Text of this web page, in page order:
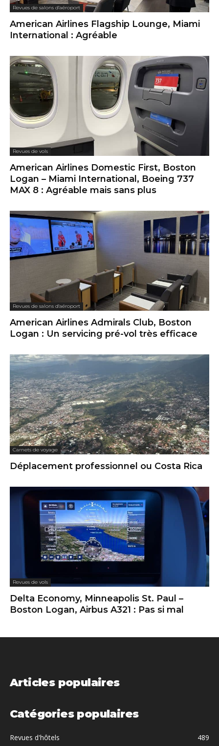
Revues de salons d'aéroport
American Airlines Flagship Lounge, Miami
International : Agréable
Revues de vols
American Airlines Domestic First, Boston
Logan – Miami International, Boeing 737
MAX 8 : Agréable mais sans plus
Revues de salons d'aéroport
American Airlines Admirals Club, Boston
Logan : Un servicing pré-vol très efficace
Carnets de voyage
Déplacement professionnel ou Costa Rica
Revues de vols
Delta Economy, Minneapolis St. Paul –
Boston Logan, Airbus A321 : Pas si mal
Articles populaires
Catégories populaires
Revues d'hôtels 489